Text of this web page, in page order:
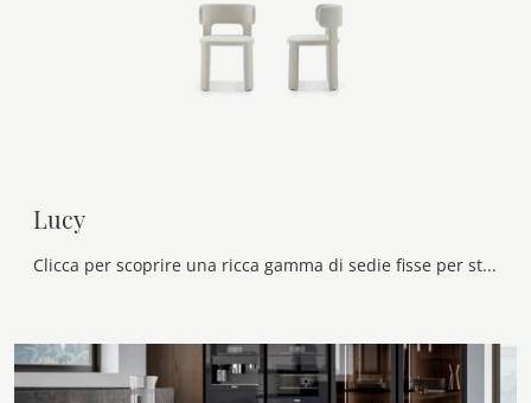
Lucy
Clicca per scoprire una ricca gamma di sedie fisse per stanze design: il modello Lucy di Ditre Italia ti sta aspettando!